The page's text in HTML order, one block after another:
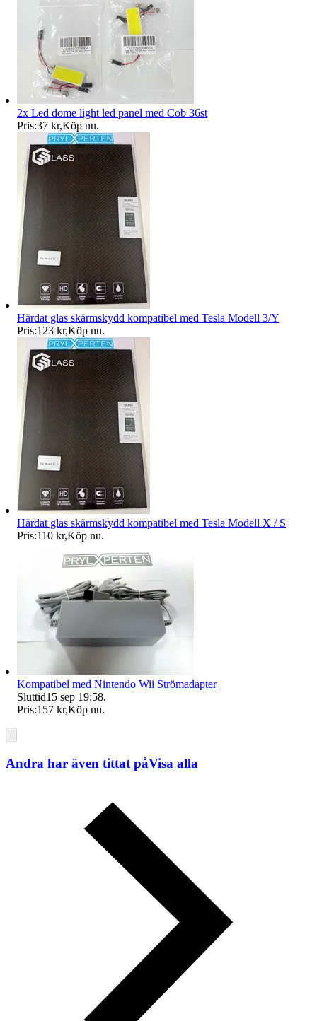
2x Led dome light led panel med Cob 36st
Pris:37 kr,Köp nu.
Härdat glas skärmskydd kompatibel med Tesla Modell 3/Y
Pris:123 kr,Köp nu.
Härdat glas skärmskydd kompatibel med Tesla Modell X / S
Pris:110 kr,Köp nu.
Kompatibel med Nintendo Wii Strömadapter
Sluttid15 sep 19:58.
Pris:157 kr,Köp nu.
Andra har även tittat påVisa alla